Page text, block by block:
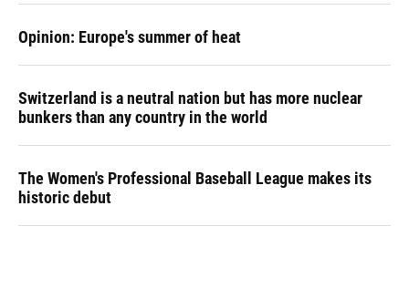
Opinion: Europe's summer of heat
Switzerland is a neutral nation but has more nuclear
bunkers than any country in the world
The Women's Professional Baseball League makes its
historic debut